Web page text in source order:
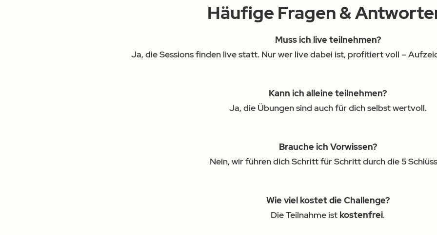
Häufige Fragen &
Muss ich live teilnehmen?
Ja, die Sessions finden live statt. Nur wer live dabei ist, profitiert voll –
Kann ich alleine teilnehmen?
Ja, die Übungen sind auch für dich selbst wertvoll.
Brauche ich Vorwissen?
Nein, wir führen dich Schritt für Schritt durch die 5
Wie viel kostet die Challenge?
Die Teilnahme ist kostenfrei.